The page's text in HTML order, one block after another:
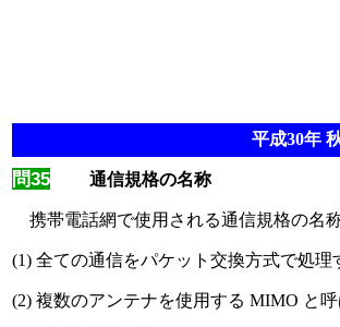
平成30年
問35 通信規格の名称
携帯電話網で使用される通信規格の名
(1) 全ての通信をパケット交換方式で処理
(2) 複数のアンテナを使用する MIMO と